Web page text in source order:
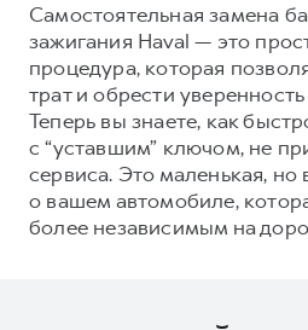
Самостоятельная замена
зажигания Haval — это
процедура, которая
трат и обрести
Теперь вы знаете, как
с “уставшим” ключом, не
сервиса. Это маленькая, но
о вашем автомобиле,
более независимым на